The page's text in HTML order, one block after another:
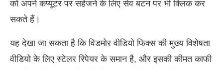
को अपने कंप्यूटर पर सहेजने के लिए सेव बटन पर भी क्लिक कर
सकते हैं।
यह देखा जा सकता है कि विडमोर वीडियो फिक्स की मुख्य विशेषता
वीडियो के लिए स्टेलर रिपेयर के समान है, और इसकी कीमत काफी